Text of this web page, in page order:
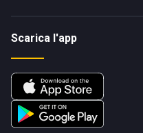
Scarica l'app